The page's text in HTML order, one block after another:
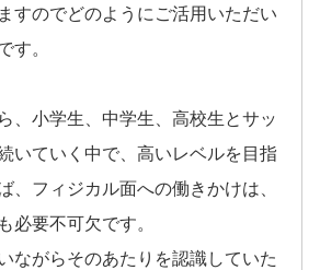
すのでどのようにご活用いただい
す。
、小学生、中学生、高校生とサッ
いていく中で、高いレベルを目指
、フィジカル面への働きかけは、
必要不可欠です。
ながらそのあたりを認識していた